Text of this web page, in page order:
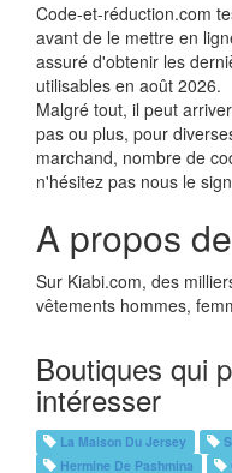
Code-et-réduction.com
avant de le mettre en
assuré d'obtenir les
utilisables en août 2026.
Malgré tout, il peut
pas ou plus, pour
marchand, nombre de
n'hésitez pas nous le
A propos
Sur Kiabi.com, des
vêtements hommes,
Boutiques qui
intéresser
La Maison Du Jersey
Hermine De Pashmina